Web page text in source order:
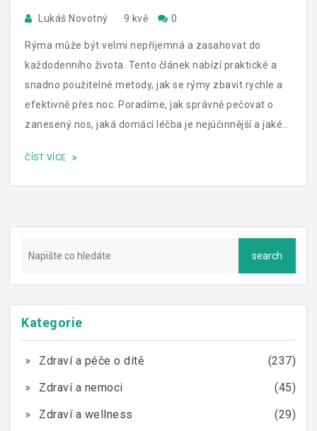
Lukáš Novotný 9 kvě 0
Rýma může být velmi nepříjemná a zasahovat do
každodenního života. Tento článek nabízí praktické a
snadno použitelné metody, jak se rýmy zbavit rychle a
efektivně přes noc. Poradíme, jak správně pečovat o
zanesený nos, jaká domácí léčba je nejúčinnější a jaké
nevracela.
ČÍST VÍCE
Kategorie
Zdraví a péče o dítě
(237)
Zdraví a nemoci
(45)
Zdraví a wellness
(29)